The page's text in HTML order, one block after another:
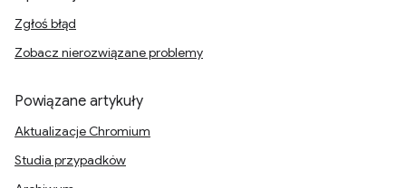
Zgłoś błąd
Zobacz nierozwiązane problemy
Powiązane artykuły
Aktualizacje Chromium
Studia przypadków